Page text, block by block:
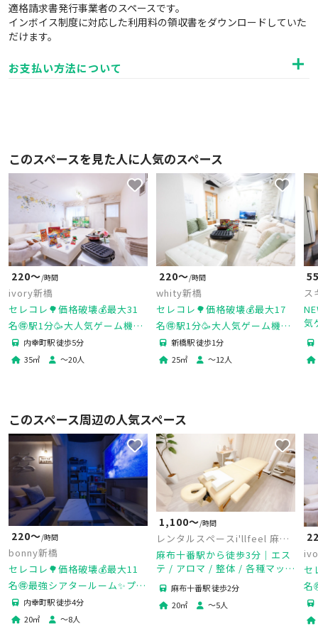
適格請求書発行事業者のスペースです。
インボイス制度に対応した利用料の領収書をダウンロードしていた
だけます。
お支払い方法について
このスペースを見た人に人気のスペース
220〜/時間
ivory新橋
セレコレ🌳価格破壊💰最大31
名🉐駅1分🥳大人気ゲーム機🎮
女子会💗推し活🌟撮影📷パーテ
ィ🥂24H🏪飲み会🍻ivory新橋
内幸町駅 徒歩5分
35㎡ 〜20人
220〜/時間
whity新橋
セレコレ🌳価格破壊💰最大17
名🉐駅1分🥳大人気ゲーム機🎮
女子会💗推し活🌟撮影📷パーテ
ィ🥂24H🏪飲み会🍻whity新橋
新橋駅 徒歩1分
25㎡ 〜12人
ス
気
このスペース周辺の人気スペース
220〜/時間
bonny新橋
セレコレ🌳価格破壊💰最大11
名🉐最強シアタールーム✨プロ
ジェクター📽️映画🐈‍⬛デート💓
ゲーム🎮女子会💗推し活🌟24H
内幸町駅 徒歩4分
20㎡ 〜8人
1,100〜/時間
レンタルスペースi'llfeel 麻布
十番店
麻布十番駅から徒歩3分｜エス
テ / アロマ / 整体 / 各種マッサ
ージ / 鍼灸 / ストレッチ/占い/
勉強/お仕事スペースに
麻布十番駅 徒歩2分
20㎡ 〜5人
セ
名